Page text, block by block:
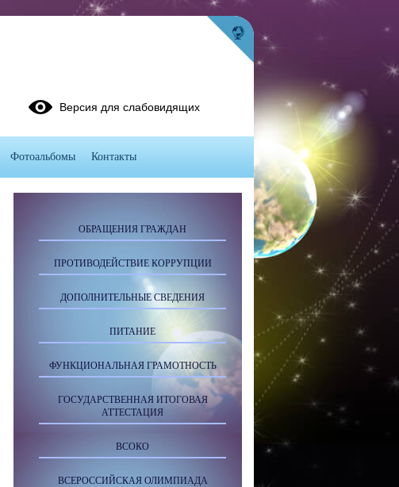
ОБРАЩЕНИЯ ГРАЖДАН
ПРОТИВОДЕЙСТВИЕ КОРРУПЦИИ
ДОПОЛНИТЕЛЬНЫЕ СВЕДЕНИЯ
ПИТАНИЕ
ФУНКЦИОНАЛЬНАЯ ГРАМОТНОСТЬ
ГОСУДАРСТВЕННАЯ ИТОГОВАЯ
АТТЕСТАЦИЯ
ВСОКО
ВСЕРОССИЙСКАЯ ОЛИМПИАДА
Версия для слабовидящих
Фотоальбомы Контакты